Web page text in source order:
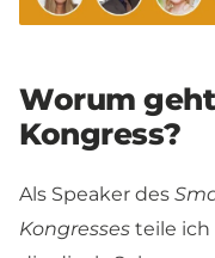
Worum
Kongress?
Als Speaker des
Kongresses teile ich